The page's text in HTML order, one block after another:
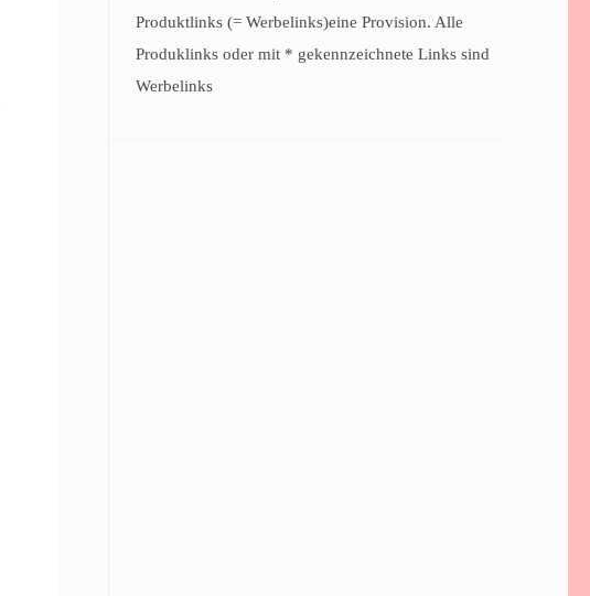
Produktlinks (= Werbelinks)eine Provision. Alle
Produklinks oder mit * gekennzeichnete Links sind
Werbelinks